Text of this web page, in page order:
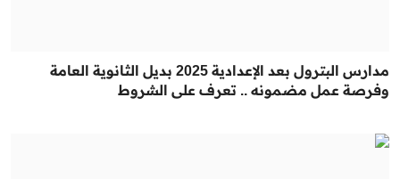
مدارس البترول بعد الإعدادية 2025 بديل الثانوية العامة
وفرصة عمل مضمونه .. تعرف على الشروط